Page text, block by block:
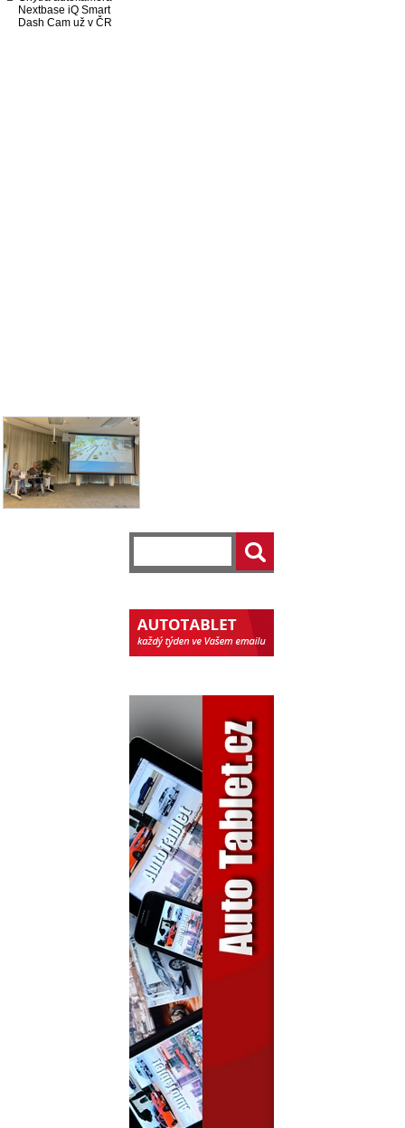
Nextbase iQ Smart
Dash Cam už v ČR